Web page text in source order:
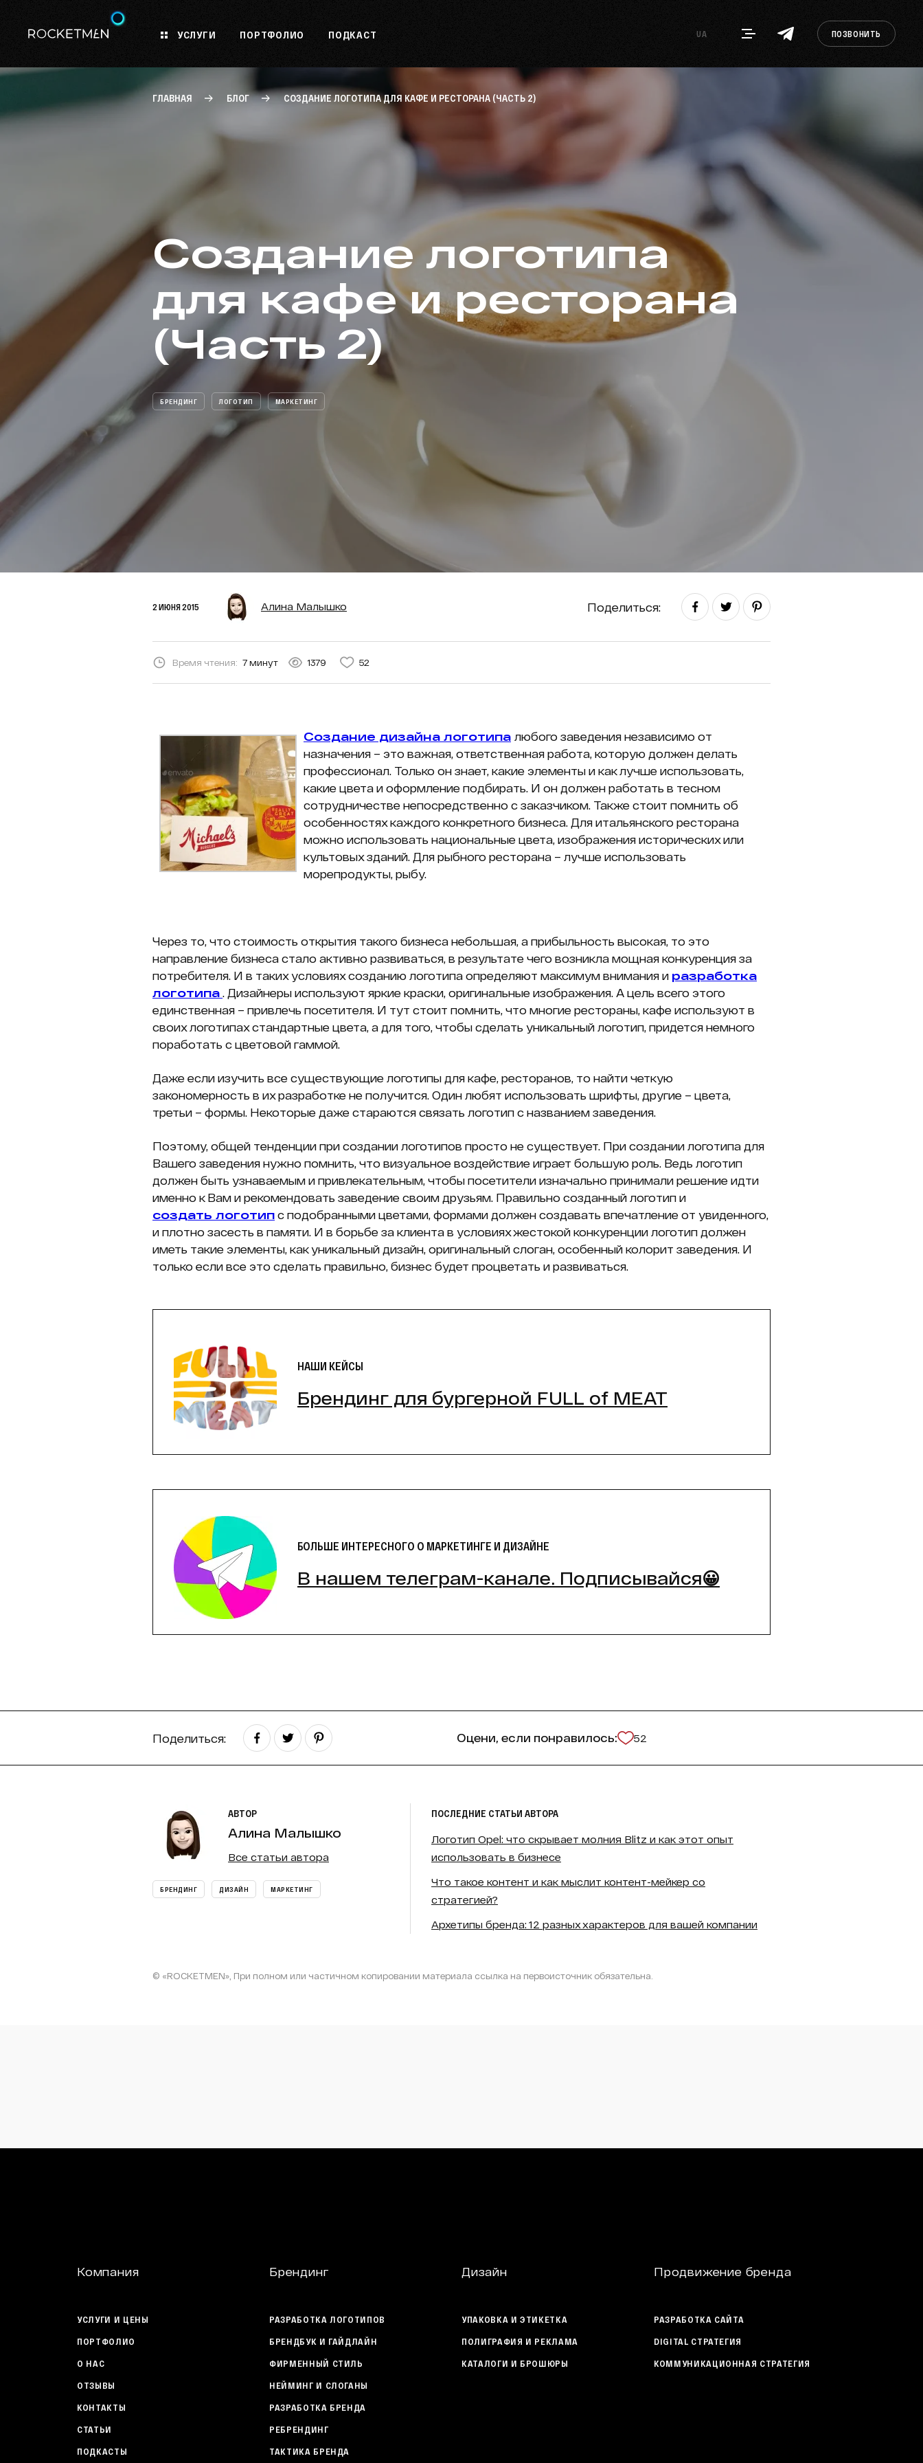
УСЛУГИ ПОРТФОЛИО ПОДКАСТ UA ПОЗВОНИТЬ
ГЛАВНАЯ БЛОГ СОЗДАНИЕ ЛОГОТИПА ДЛЯ КАФЕ И РЕСТОРАНА (ЧАСТЬ 2)
Создание логотипа
для кафе и ресторана
(Часть 2)
БРЕНДИНГ ЛОГОТИП МАРКЕТИНГ
2 ИЮНЯ 2015 Алина Малышко Поделиться:
Время чтения: 7 минут 1379 52
Создание дизайна логотипа любого заведения независимо от
назначения – это важная, ответственная работа, которую должен делать
профессионал. Только он знает, какие элементы и как лучше использовать,
какие цвета и оформление подбирать. И он должен работать в тесном
сотрудничестве непосредственно с заказчиком. Также стоит помнить об
особенностях каждого конкретного бизнеса. Для итальянского ресторана
можно использовать национальные цвета, изображения исторических или
культовых зданий. Для рыбного ресторана – лучше использовать
морепродукты, рыбу.
Через то, что стоимость открытия такого бизнеса небольшая, а прибыльность высокая, то это
направление бизнеса стало активно развиваться, в результате чего возникла мощная конкуренция за
потребителя. И в таких условиях созданию логотипа определяют максимум внимания и разработка
логотипа . Дизайнеры используют яркие краски, оригинальные изображения. А цель всего этого
единственная – привлечь посетителя. И тут стоит помнить, что многие рестораны, кафе используют в
своих логотипах стандартные цвета, а для того, чтобы сделать уникальный логотип, придется немного
поработать с цветовой гаммой.
Даже если изучить все существующие логотипы для кафе, ресторанов, то найти четкую
закономерность в их разработке не получится. Один любят использовать шрифты, другие – цвета,
третьи – формы. Некоторые даже стараются связать логотип с названием заведения.
Поэтому, общей тенденции при создании логотипов просто не существует. При создании логотипа для
Вашего заведения нужно помнить, что визуальное воздействие играет большую роль. Ведь логотип
должен быть узнаваемым и привлекательным, чтобы посетители изначально принимали решение идти
именно к Вам и рекомендовать заведение своим друзьям. Правильно созданный логотип и
создать логотип с подобранными цветами, формами должен создавать впечатление от увиденного,
и плотно засесть в памяти. И в борьбе за клиента в условиях жестокой конкуренции логотип должен
иметь такие элементы, как уникальный дизайн, оригинальный слоган, особенный колорит заведения. И
только если все это сделать правильно, бизнес будет процветать и развиваться.
НАШИ КЕЙСЫ
Брендинг для бургерной FULL of MEAT
БОЛЬШЕ ИНТЕРЕСНОГО О МАРКЕТИНГЕ И ДИЗАЙНЕ
В нашем телеграм-канале. Подписывайся😀
Поделиться: Оцени, если понравилось: 52
АВТОР
Алина Малышко
Все статьи автора
БРЕНДИНГ ДИЗАЙН МАРКЕТИНГ
ПОСЛЕДНИЕ СТАТЬИ АВТОРА
Логотип Opel: что скрывает молния Blitz и как этот опыт
использовать в бизнесе
Что такое контент и как мыслит контент-мейкер со
стратегией?
Архетипы бренда: 12 разных характеров для вашей компании
© «ROCKETMEN», При полном или частичном копировании материала ссылка на первоисточник обязательна.
Компания
УСЛУГИ И ЦЕНЫ
ПОРТФОЛИО
О НАС
ОТЗЫВЫ
КОНТАКТЫ
СТАТЬИ
ПОДКАСТЫ
Брендинг
РАЗРАБОТКА ЛОГОТИПОВ
БРЕНДБУК И ГАЙДЛАЙН
ФИРМЕННЫЙ СТИЛЬ
НЕЙМИНГ И СЛОГАНЫ
РАЗРАБОТКА БРЕНДА
РЕБРЕНДИНГ
ТАКТИКА БРЕНДА
Дизайн
УПАКОВКА И ЭТИКЕТКА
ПОЛИГРАФИЯ И РЕКЛАМА
КАТАЛОГИ И БРОШЮРЫ
Продвижение бренда
РАЗРАБОТКА САЙТА
DIGITAL СТРАТЕГИЯ
КОММУНИКАЦИОННАЯ СТРАТЕГИЯ